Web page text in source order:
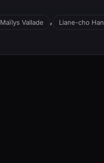
Maïlys Vallade , Liane-cho Han